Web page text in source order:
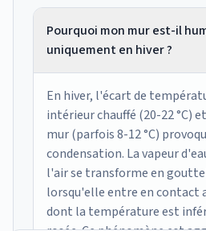
Pourquoi mon mur est-il
uniquement en hiver ?
En hiver, l'écart de
intérieur chauffé (20-22 °C)
mur (parfois 8-12 °C)
condensation. La vapeur
l'air se transforme en
lorsqu'elle entre en contact
dont la température est